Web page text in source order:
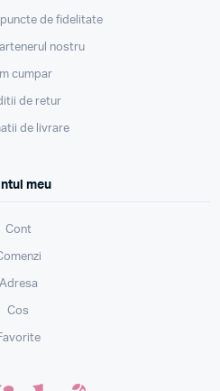
de fidelitate
nostru
cumpar
de retur
de livrare
meu
Cont
Adresa
Cos